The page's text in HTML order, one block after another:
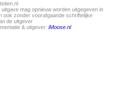
mag opnieuw worden uitgegeven in
ook zonder voorafgaande schriftelijke
de uitgever
& uitgever: iMoose.nl